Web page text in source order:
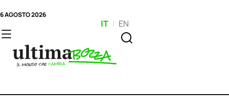
6 AGOSTO 2026
IT | EN